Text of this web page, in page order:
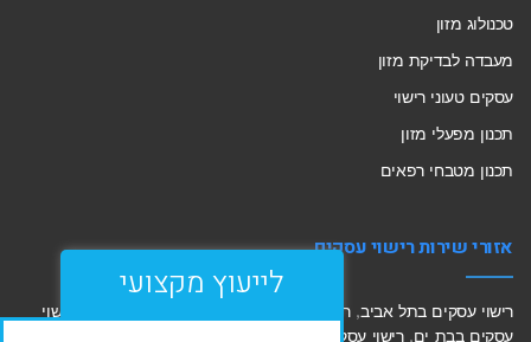
טכנולוג מזון
מעבדה לבדיקת מזון
עסקים טעוני רישוי
תכנון מפעלי מזון
תכנון מטבחי רפאים
אזורי שירות רישוי עסקים
רישוי עסקים בתל אביב,רישוי עסקים בחולון
רישוי
עסקים בבת ים,רישוי עסקים בראשון לציון
לייעוץ מקצועי